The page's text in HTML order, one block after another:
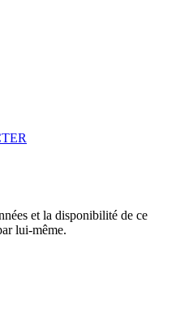
et la disponibilité de ce
lui-même.